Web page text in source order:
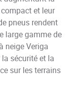
et leur
pneus rendent
large gamme de
neige Veriga
sécurité et la
sur les terrains